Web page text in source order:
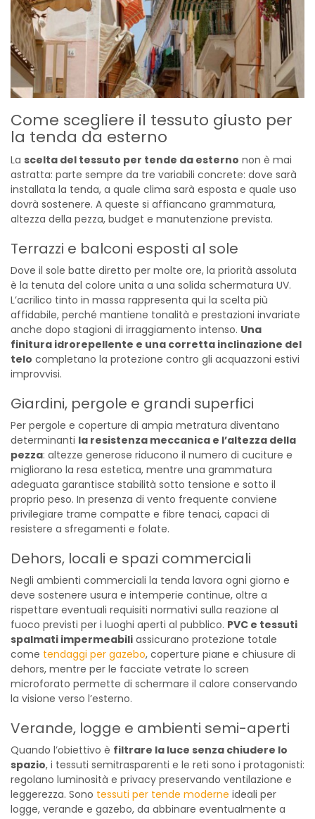
Come scegliere il tessuto giusto per
la tenda da esterno
La scelta del tessuto per tende da esterno non è mai
astratta: parte sempre da tre variabili concrete: dove sarà
installata la tenda, a quale clima sarà esposta e quale uso
dovrà sostenere. A queste si affiancano grammatura,
altezza della pezza, budget e manutenzione prevista.
Terrazzi e balconi esposti al sole
Dove il sole batte diretto per molte ore, la priorità assoluta
è la tenuta del colore unita a una solida schermatura UV.
L’acrilico tinto in massa rappresenta qui la scelta più
affidabile, perché mantiene tonalità e prestazioni invariate
anche dopo stagioni di irraggiamento intenso. Una
finitura idrorepellente e una corretta inclinazione del
telo completano la protezione contro gli acquazzoni estivi
improvvisi.
Giardini, pergole e grandi superfici
Per pergole e coperture di ampia metratura diventano
determinanti la resistenza meccanica e l’altezza della
pezza: altezze generose riducono il numero di cuciture e
migliorano la resa estetica, mentre una grammatura
adeguata garantisce stabilità sotto tensione e sotto il
proprio peso. In presenza di vento frequente conviene
privilegiare trame compatte e fibre tenaci, capaci di
resistere a sfregamenti e folate.
Dehors, locali e spazi commerciali
Negli ambienti commerciali la tenda lavora ogni giorno e
deve sostenere usura e intemperie continue, oltre a
rispettare eventuali requisiti normativi sulla reazione al
fuoco previsti per i luoghi aperti al pubblico. PVC e tessuti
spalmati impermeabili assicurano protezione totale
come tendaggi per gazebo, coperture piane e chiusure di
dehors, mentre per le facciate vetrate lo screen
microforato permette di schermare il calore conservando
la visione verso l’esterno.
Verande, logge e ambienti semi-aperti
Quando l’obiettivo è filtrare la luce senza chiudere lo
spazio, i tessuti semitrasparenti e le reti sono i protagonisti:
regolano luminosità e privacy preservando ventilazione e
leggerezza. Sono tessuti per tende moderne ideali per
logge, verande e gazebo, da abbinare eventualmente a